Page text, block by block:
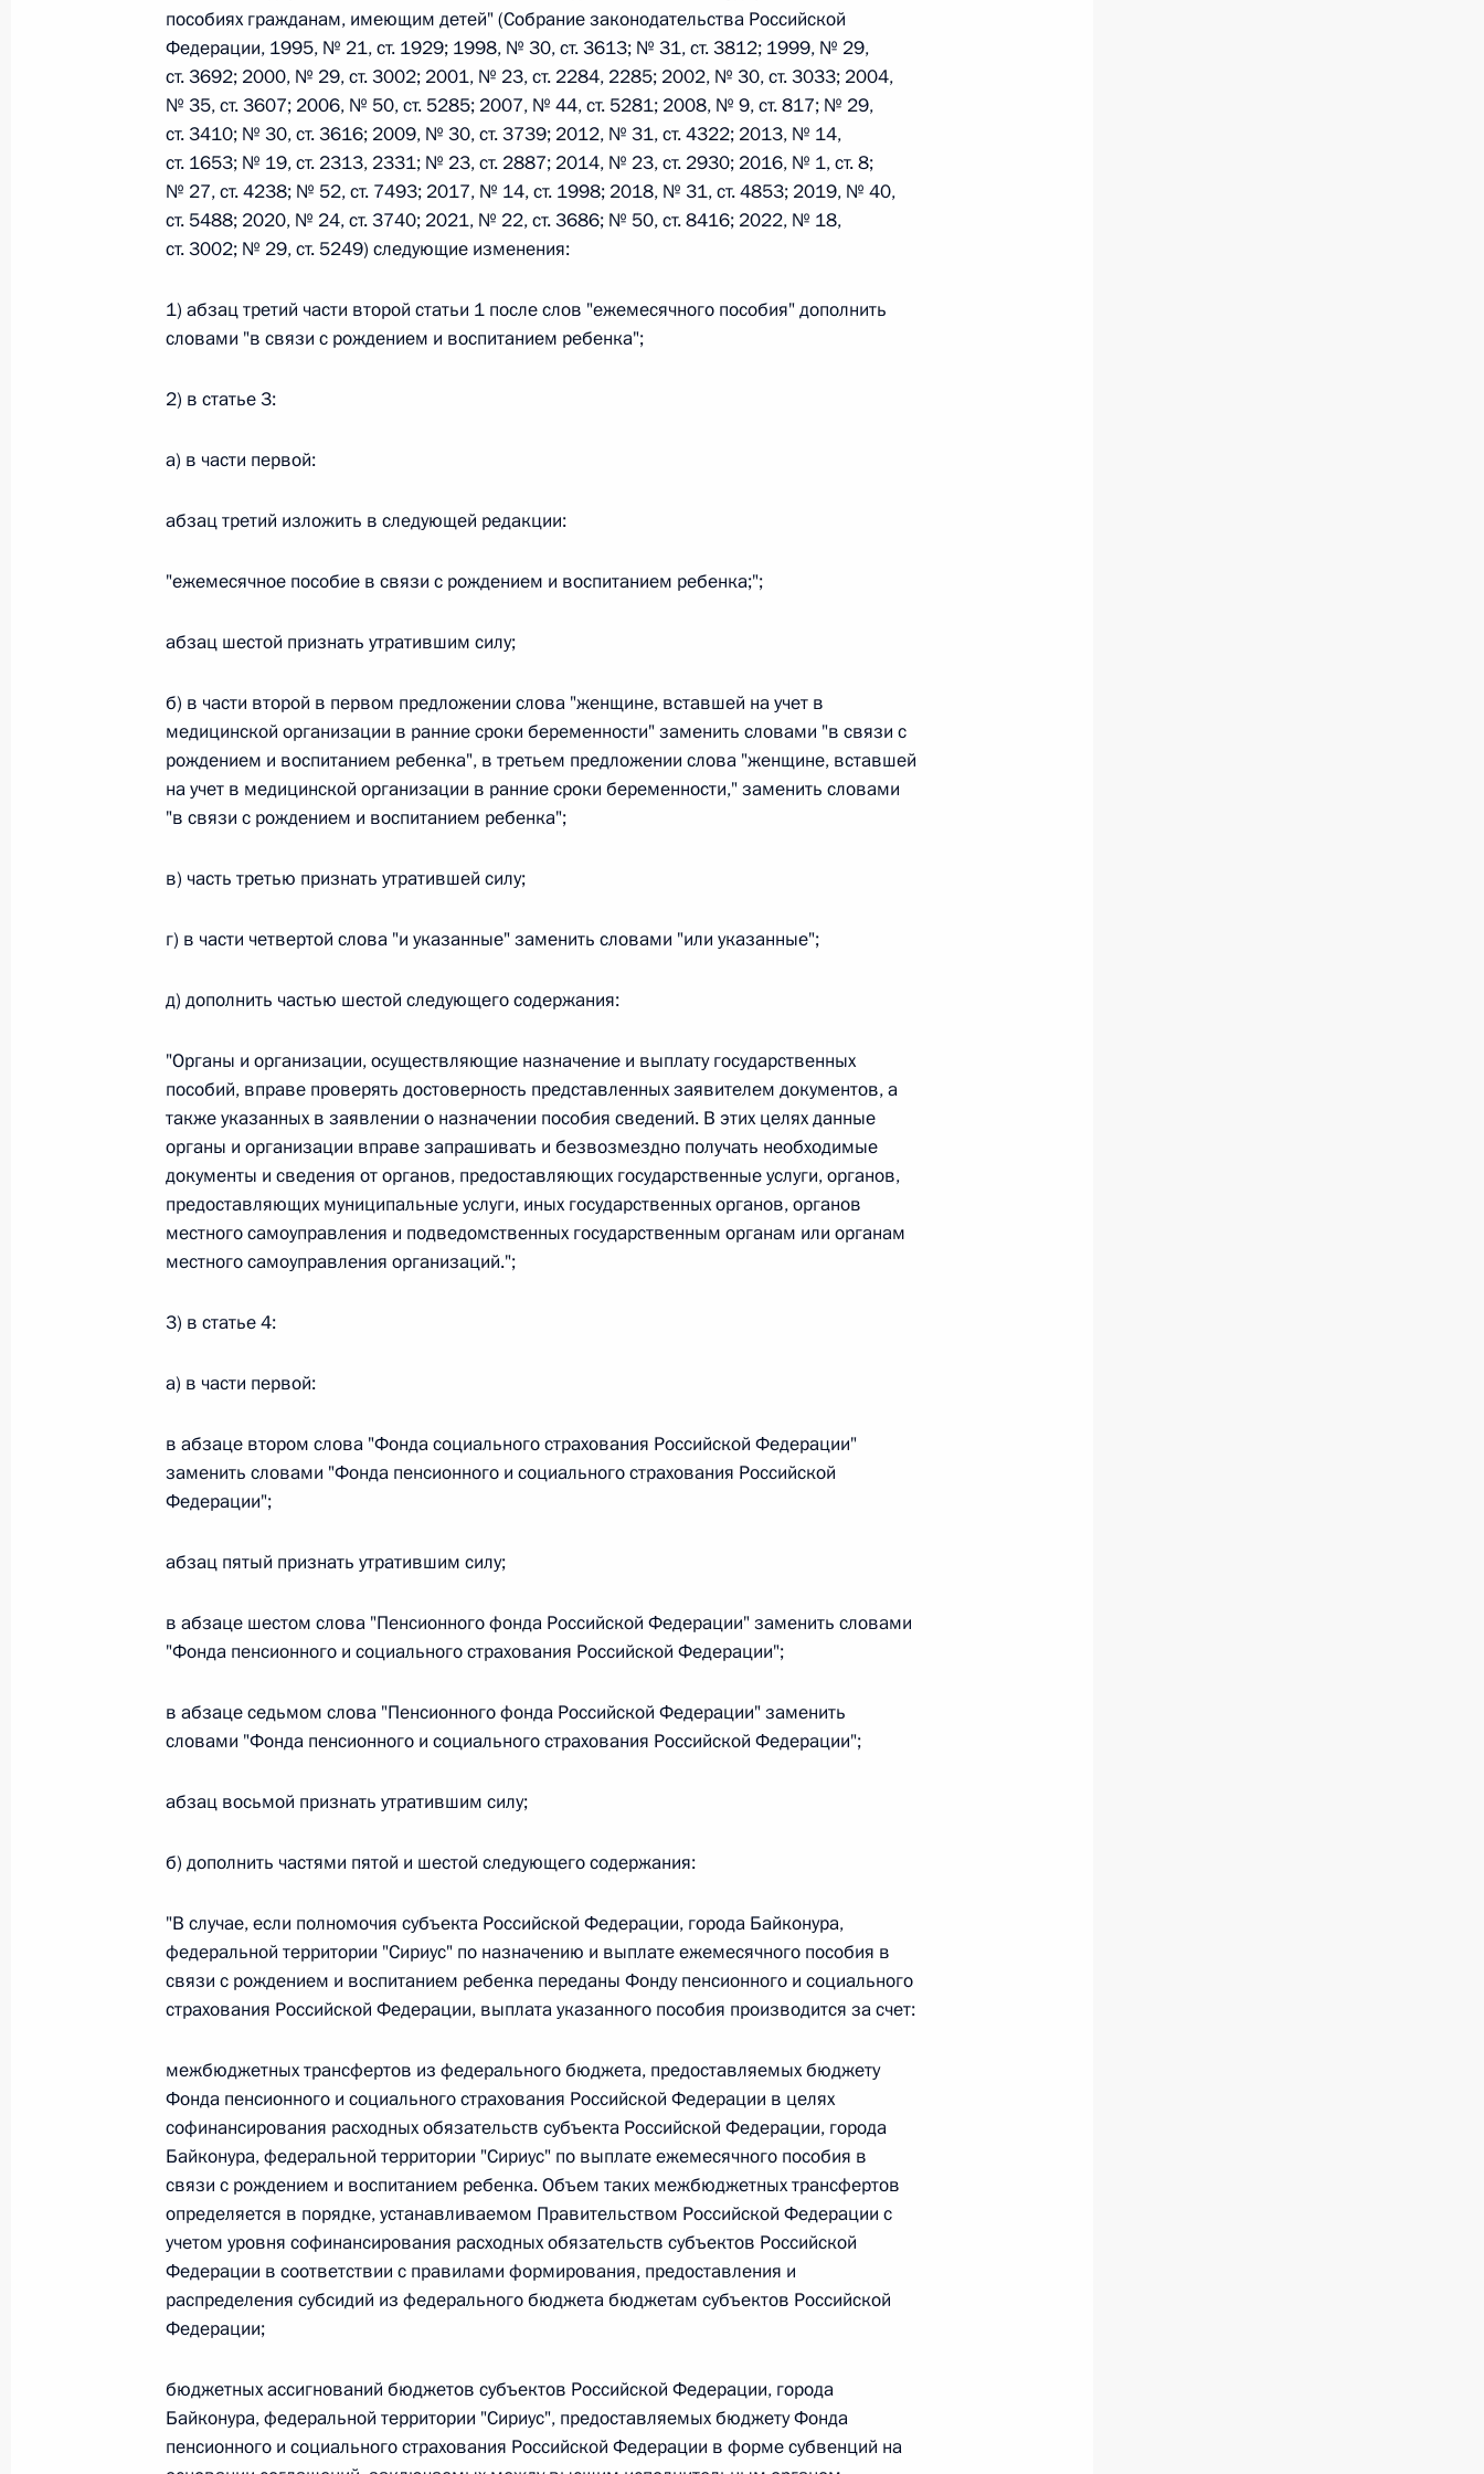
Федеральный закон от 26.07.2026 г. № 242-ФЗ
О внесении изменений в статьи 85 и 102 части первой и статью 227–1 части второй Налогового
кодекса Российской Федерации
26 июля 2026 года
О внесении изменений в Трудовой кодекс Российской Федерации
26 июля 2026 года
Федеральный закон от 26.07.2026 г. № 268-ФЗ
26 июля 2026 года
Федеральный закон от 26.07.2026 г. № 267-ФЗ
и добровольчестве (волонтерстве)»
26 июля 2026 года
Федеральный закон от 26.07.2026 г. № 251-ФЗ
О внесении изменений в Уголовный кодекс Российской Федерации и статьи 31 и 151 Уголовно-
процессуального кодекса Российской Федерации
О внесении изменений в статью 13–2 Федерального закона «Об актах гражданского состояния»
и признании утратившим силу пункта 1 части 13 статьи 3 Федерального закона «О внесении
изменений в Федеральный закон „Об актах гражданского состояния“
26 июля 2026 года
Федеральный закон от 26.07.2026 г. № 270-ФЗ
26 июля 2026 года
О ратификации Соглашения между Правительством Российской Федерации и Кабинетом
Министров Киргизской Республики о правовом статусе представительств компетентных органов
по вопросам внутренних дел и миграции в Российской Федерации и Киргизской Республике
Федеральный закон от 26.07.2026 г. № 252-ФЗ
Федерального закона «Об обеспечении единства измерений»
26 июля 2026 года
Федеральный закон от 26.07.2026 г. № 250-ФЗ
26 июля 2026 года
Федеральный закон от 26.07.2026 г. № 266-ФЗ
О внесении изменения в статью 6 Закона Российской Федерации «О защите прав потребителей»
26 июля 2026 года
Федеральный закон от 26.07.2026 г. № 247-ФЗ
О внесении изменений в статью 9.21 Кодекса Российской Федерации об административных
правонарушениях
26 июля 2026 года
Федеральный закон от 26.07.2026 г. № 245-ФЗ
О ратификации Соглашения между Правительством Российской Федерации и Правительством
Республики Беларусь о сотрудничестве в сфере деятельности с драгоценными металлами,
пособиях гражданам, имеющим детей" (Собрание законодательства Российской
Федерации, 1995, № 21, ст. 1929; 1998, № 30, ст. 3613; № 31, ст. 3812; 1999, № 29,
ст. 3692; 2000, № 29, ст. 3002; 2001, № 23, ст. 2284, 2285; 2002, № 30, ст. 3033; 2004,
№ 35, ст. 3607; 2006, № 50, ст. 5285; 2007, № 44, ст. 5281; 2008, № 9, ст. 817; № 29,
ст. 3410; № 30, ст. 3616; 2009, № 30, ст. 3739; 2012, № 31, ст. 4322; 2013, № 14,
ст. 1653; № 19, ст. 2313, 2331; № 23, ст. 2887; 2014, № 23, ст. 2930; 2016, № 1, ст. 8;
№ 27, ст. 4238; № 52, ст. 7493; 2017, № 14, ст. 1998; 2018, № 31, ст. 4853; 2019, № 40,
ст. 5488; 2020, № 24, ст. 3740; 2021, № 22, ст. 3686; № 50, ст. 8416; 2022, № 18,
ст. 3002; № 29, ст. 5249) следующие изменения:
1) абзац третий части второй статьи 1 после слов "ежемесячного пособия" дополнить
словами "в связи с рождением и воспитанием ребенка";
2) в статье 3:
а) в части первой:
абзац третий изложить в следующей редакции:
"ежемесячное пособие в связи с рождением и воспитанием ребенка;";
абзац шестой признать утратившим силу;
б) в части второй в первом предложении слова "женщине, вставшей на учет в
медицинской организации в ранние сроки беременности" заменить словами "в связи с
рождением и воспитанием ребенка", в третьем предложении слова "женщине, вставшей
на учет в медицинской организации в ранние сроки беременности," заменить словами
"в связи с рождением и воспитанием ребенка";
в) часть третью признать утратившей силу;
г) в части четвертой слова "и указанные" заменить словами "или указанные";
д) дополнить частью шестой следующего содержания:
"Органы и организации, осуществляющие назначение и выплату государственных
пособий, вправе проверять достоверность представленных заявителем документов, а
также указанных в заявлении о назначении пособия сведений. В этих целях данные
органы и организации вправе запрашивать и безвозмездно получать необходимые
документы и сведения от органов, предоставляющих государственные услуги, органов,
предоставляющих муниципальные услуги, иных государственных органов, органов
местного самоуправления и подведомственных государственным органам или органам
местного самоуправления организаций.";
3) в статье 4:
а) в части первой:
в абзаце втором слова "Фонда социального страхования Российской Федерации"
заменить словами "Фонда пенсионного и социального страхования Российской
Федерации";
абзац пятый признать утратившим силу;
в абзаце шестом слова "Пенсионного фонда Российской Федерации" заменить словами
"Фонда пенсионного и социального страхования Российской Федерации";
в абзаце седьмом слова "Пенсионного фонда Российской Федерации" заменить
словами "Фонда пенсионного и социального страхования Российской Федерации";
абзац восьмой признать утратившим силу;
б) дополнить частями пятой и шестой следующего содержания:
"В случае, если полномочия субъекта Российской Федерации, города Байконура,
федеральной территории "Сириус" по назначению и выплате ежемесячного пособия в
связи с рождением и воспитанием ребенка переданы Фонду пенсионного и социального
страхования Российской Федерации, выплата указанного пособия производится за счет:
межбюджетных трансфертов из федерального бюджета, предоставляемых бюджету
Фонда пенсионного и социального страхования Российской Федерации в целях
софинансирования расходных обязательств субъекта Российской Федерации, города
Байконура, федеральной территории "Сириус" по выплате ежемесячного пособия в
связи с рождением и воспитанием ребенка. Объем таких межбюджетных трансфертов
определяется в порядке, устанавливаемом Правительством Российской Федерации с
учетом уровня софинансирования расходных обязательств субъектов Российской
Федерации в соответствии с правилами формирования, предоставления и
распределения субсидий из федерального бюджета бюджетам субъектов Российской
Федерации;
бюджетных ассигнований бюджетов субъектов Российской Федерации, города
Байконура, федеральной территории "Сириус", предоставляемых бюджету Фонда
пенсионного и социального страхования Российской Федерации в форме субвенций на